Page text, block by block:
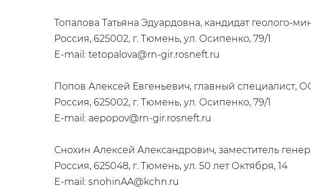
Топалова Татьяна Эдуардовна, кандидат геолого-
Россия, 625002, г. Тюмень, ул. Осипенко, 79/1
E-mail: tetopalova@rn-gir.rosneft.ru
Попов Алексей Евгеньевич, главный специалист,
Россия, 625002, г. Тюмень, ул. Осипенко, 79/1
E-mail: aepopov@rn-gir.rosneft.ru
Снохин Алексей Александрович, заместитель
Россия, 625048, г. Тюмень, ул. 50 лет Октября, 14
E-mail: snohinAA@kchn.ru